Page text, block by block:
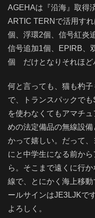
AGEHAは『沿海』取得
ARTIC TERNで活用す
個、浮環2個、信号紅炎
信号追加1個、EPIRB、
個 だけとなりそれほど
何と言っても、猫も杓
で、トランスパックで
を使わなくてもアマチ
めの法定備品の無線設
かって嬉しい。だって
にと中学生になる前か
ら。そこまで遠くに行
線で、とにかく海上移
ールサインはJE3LJKで
よろしく。